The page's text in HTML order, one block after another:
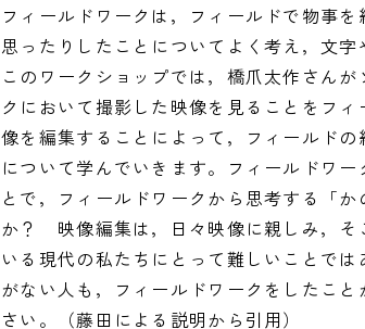
フィールドワークは，フィールドで物事
思ったりしたことについてよく考え，文字
このワークショップでは，橋爪太作さん
クにおいて撮影した映像を見ることをフ
像を編集することによって，フィールド
について学んでいきます。フィールドワ
とで，フィールドワークから思考する「
か？ 映像編集は，日々映像に親しみ，そ
いる現代の私たちにとって難しいことで
がない人も，フィールドワークをしたこ
さい。（藤田による説明から引用）